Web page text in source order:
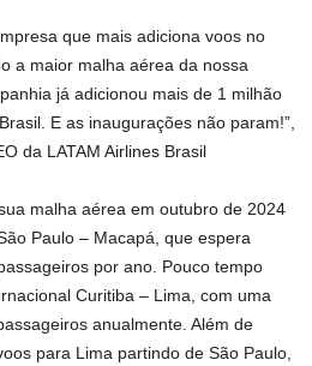
que mais adiciona voos no
a maior malha aérea da nossa
já adicionou mais de 1 milhão
E as inaugurações não param!”,
da LATAM Airlines Brasil
malha aérea em outubro de 2024
Paulo – Macapá, que espera
por ano. Pouco tempo
Curitiba – Lima, com uma
anualmente. Além de
para Lima partindo de São Paulo,